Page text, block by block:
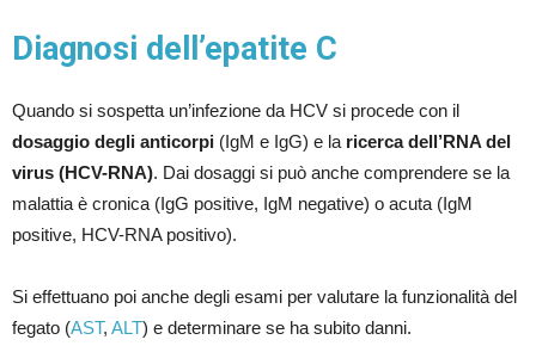
Diagnosi dell’epatite C
Quando si sospetta un’infezione da HCV si procede con il
dosaggio degli anticorpi (IgM e IgG) e la ricerca dell’RNA del
virus (HCV-RNA). Dai dosaggi si può anche comprendere se la
malattia è cronica (IgG positive, IgM negative) o acuta (IgM
positive, HCV-RNA positivo).
Si effettuano poi anche degli esami per valutare la funzionalità del
fegato (AST, ALT) e determinare se ha subito danni.